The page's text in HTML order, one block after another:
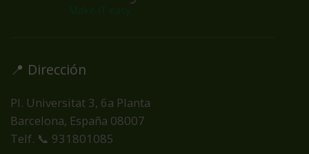
📍 Dirección
Pl. Universitat 3, 6a Planta
Barcelona, España 08007
Telf. 📞 931801085